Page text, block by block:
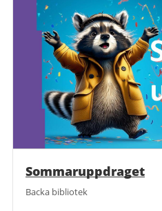
Sommaruppdraget
Backa bibliotek